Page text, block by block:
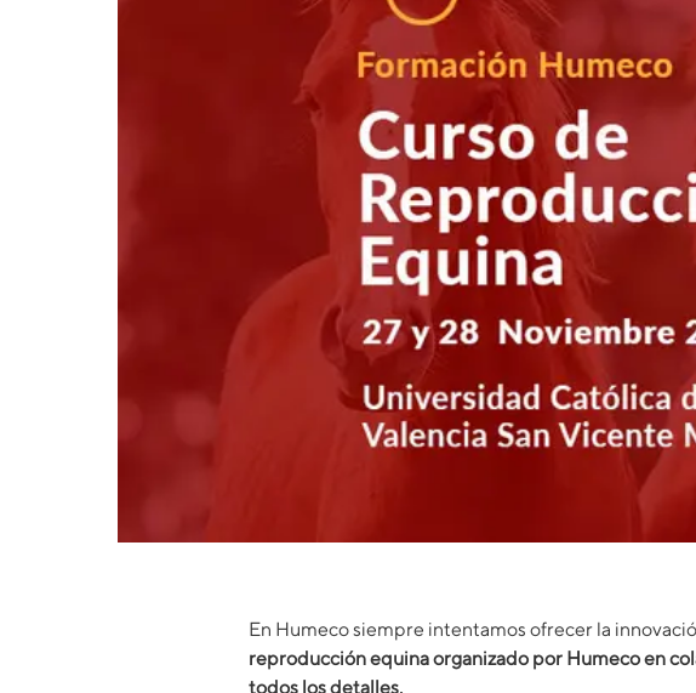
En Humeco siempre intentamos ofrecer la
reproducción equina organizado por Humeco en
todos los detalles.